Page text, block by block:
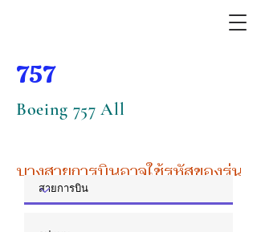
757
Boeing 757 All
บางสายการบินอาจใช้รหัสของรุ่น